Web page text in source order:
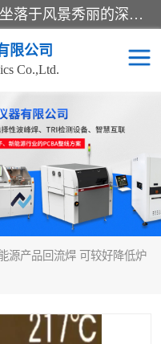
深圳市亿阳电子仪器有限公司坐落于风景秀丽的深圳市光明区，集SMT设备销售务为一体，努力为客户提供电子装配解决方案。与行业**SMT设备厂商：ASM（印刷机，锡膏检查机，贴片机），德国ERSA（爱莎）建立了稳固的代理合作关系，销售的设备一直保持**电子装配行业未来发展方向，能够满足客户各种繁杂产品的生产应用。
限公司
Co.,Ltd.
源产品回流焊 可较好降低炉
系列中速贴片机
择性波峰焊
335
峰焊
动光学检测TR7700QE
TR5001
XS全自动高速贴片机